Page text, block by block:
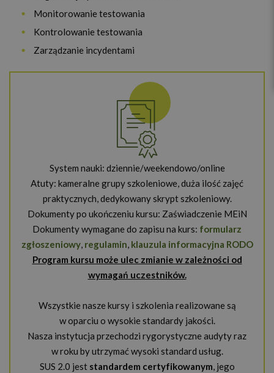
Monitorowanie testowania
Kontrolowanie testowania
Zarządzanie incydentami
System nauki: dziennie/weekendowo/online
Atuty: kameralne grupy szkoleniowe, duża ilość zajęć
praktycznych, dedykowany skrypt szkoleniowy.
Dokumenty po ukończeniu kursu: Zaświadczenie MEiN
Dokumenty wymagane do zapisu na kurs: formularz
zgłoszeniowy, regulamin, klauzula informacyjna RODO
Program kursu może ulec zmianie w zależności od
wymagań uczestników.
Wszystkie nasze kursy i szkolenia realizowane są
w oparciu o wysokie standardy jakości.
Nasza instytucja przechodzi rygorystyczne audyty raz
w roku by utrzymać wysoki standard usług.
SUS 2.0 jest standardem certyfikowanym, jego